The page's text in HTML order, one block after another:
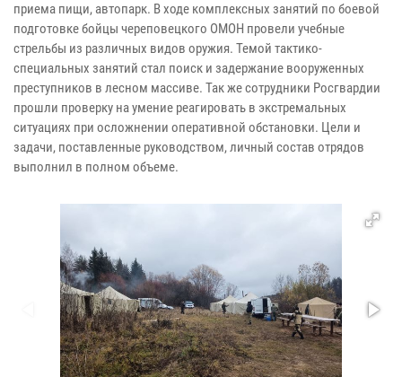
приема пищи, автопарк. В ходе комплексных занятий по боевой
подготовке бойцы череповецкого ОМОН провели учебные
стрельбы из различных видов оружия. Темой тактико-
специальных занятий стал поиск и задержание вооруженных
преступников в лесном массиве. Так же сотрудники Росгвардии
прошли проверку на умение реагировать в экстремальных
ситуациях при осложнении оперативной обстановки. Цели и
задачи, поставленные руководством, личный состав отрядов
выполнил в полном объеме.